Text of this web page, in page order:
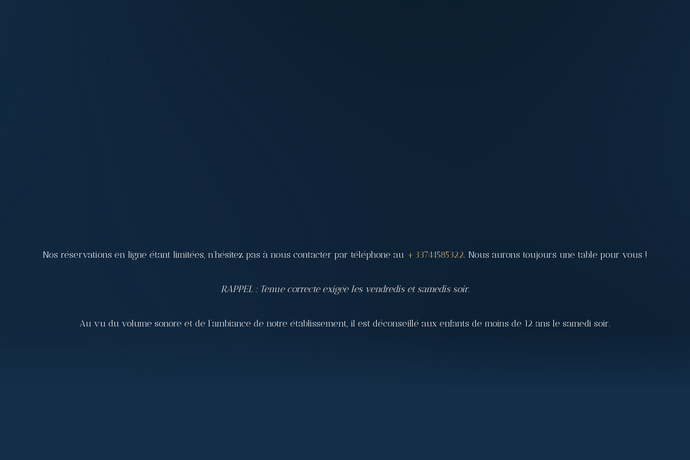
Nos réservations en ligne étant limitées, n’hésitez pas à nous contacter par téléphone au +33744585322. Nous aurons toujours une table pour vous !
RAPPEL : Tenue correcte exigée les vendredis et samedis soir.
Au vu du volume sonore et de l’ambiance de notre établissement, il est déconseillé aux enfants de moins de 12 ans le samedi soir.